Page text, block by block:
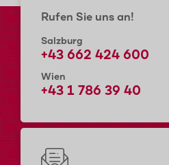
Rufen Sie uns an!
Salzburg
+43 662 424 600
Wien
+43 1 786 39 40